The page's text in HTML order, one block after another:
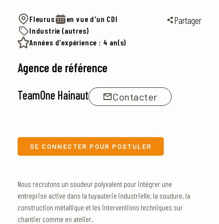
Fleurus
en vue d'un CDI
Industrie (autres)
Années d'expérience : 4 an(s)
Partager
Agence de référence
TeamOne Hainaut
Contacter
SE CONNECTER POUR POSTULER
Nous recrutons un soudeur polyvalent pour intégrer une
entreprise active dans la tuyauterie industrielle, la soudure, la
construction métallique et les interventions techniques sur
chantier comme en atelier.